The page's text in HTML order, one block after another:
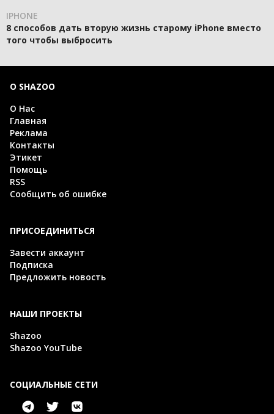
IPHONE
8 способов дать вторую жизнь старому iPhone вместо
того чтобы выбросить
О SHAZOO
О Нас
Главная
Реклама
Контакты
Этикет
Помощь
RSS
Сообщить об ошибке
ПРИСОЕДИНИТЬСЯ
Завести аккаунт
Подписка
Предложить новость
НАШИ ПРОЕКТЫ
Shazoo
Shazoo YouTube
СОЦИАЛЬНЫЕ СЕТИ